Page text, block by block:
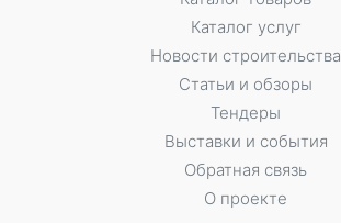
Каталог услуг
Новости строительства
Статьи и обзоры
Тендеры
Выставки и события
Обратная связь
О проекте